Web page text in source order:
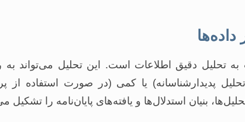
تحلیل دقیق اطلاعات است. این تحلیل می‌تواند به
پدیدارشناسانه) یا کمی (در صورت استفاده از
بنیان استدلال‌ها و یافته‌های پایان‌نامه را تشکیل